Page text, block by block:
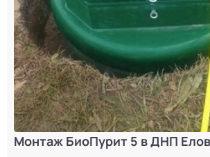
Монтаж БиоПурит 5 в ДНП